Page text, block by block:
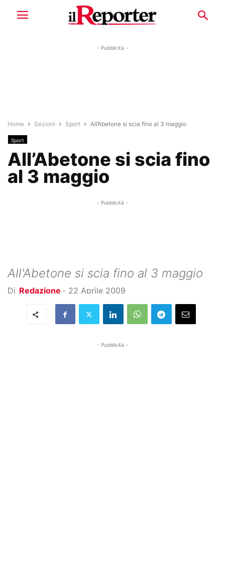
- Pubblicità -
Home Sezioni Sport All’Abetone si scia fino al 3 maggio
Sport
All’Abetone si scia fino
al 3 maggio
- Pubblicità -
All'Abetone si scia fino al 3 maggio
Di Redazione - 22 Aprile 2009
- Pubblicità -